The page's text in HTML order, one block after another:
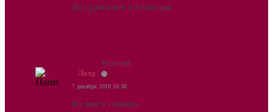
Всё работает я взомщик
Ответить
Лолд
7 декабря 2018 16:38
Не могу скачать